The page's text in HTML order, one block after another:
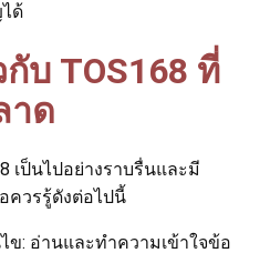
ด้
บ TOS168 ที่
าด
เป็นไปอย่างราบรื่นและมี
ควรรู้ดังต่อไปนี้
ข: อ่านและทำความเข้าใจข้อ